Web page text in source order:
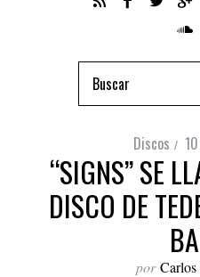
Discos
“SIGNS” SE
DISCO DE
por Carlos